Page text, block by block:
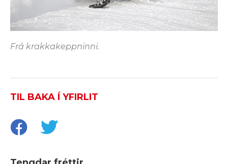
Frá krakkakeppninni.
TIL BAKA Í YFIRLIT